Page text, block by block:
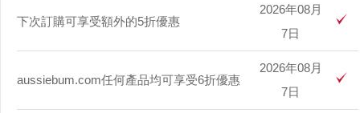
下次訂購可享受額外的5折優惠
2026年08月
7日
aussiebum.com任何產品均可享受6折優惠
2026年08月
7日